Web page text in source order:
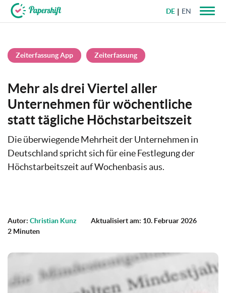
DE EN
Zeiterfassung App Zeiterfassung
Mehr als drei Viertel aller
Unternehmen für wöchentliche
statt tägliche Höchstarbeitszeit
Die überwiegende Mehrheit der Unternehmen in
Deutschland spricht sich für eine Festlegung der
Höchstarbeitszeit auf Wochenbasis aus.
Autor: Christian Kunz
Aktualisiert am: 10. Februar 2026
2 Minuten